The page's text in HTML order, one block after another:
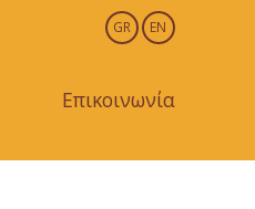
GR EN
Επικοινωνία